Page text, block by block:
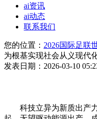
ai资讯
ai动态
联系我们
您的位置： 2026国际足联
为根基实现社会从义现代
发表日期：2026-03-10
科技立异为新质出产力